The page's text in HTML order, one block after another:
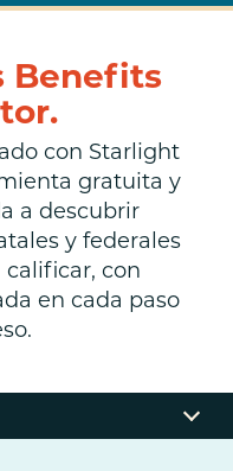
Benefits
con Starlight
gratuita y
a descubrir
y federales
con
en cada paso